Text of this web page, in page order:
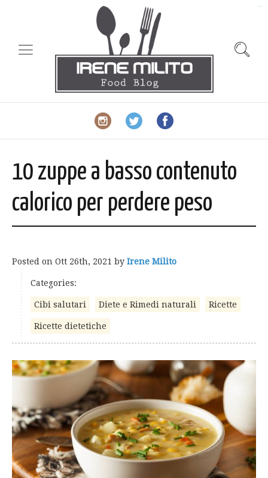
10 zuppe a basso contenuto
calorico per perdere peso
Posted on Ott 26th, 2021 by Irene Milito
Categories:
Cibi salutari Diete e Rimedi naturali Ricette
Ricette dietetiche